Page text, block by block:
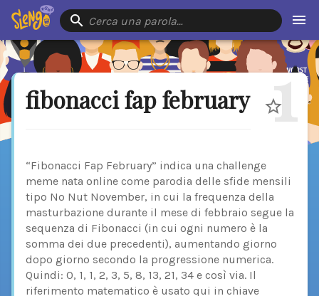
Cerca una parola…
fibonacci fap february 1
“Fibonacci Fap February” indica una challenge
meme nata online come parodia delle sfide mensili
tipo No Nut November, in cui la frequenza della
masturbazione durante il mese di febbraio segue la
sequenza di Fibonacci (in cui ogni numero è la
somma dei due precedenti), aumentando giorno
dopo giorno secondo la progressione numerica.
Quindi: 0, 1, 1, 2, 3, 5, 8, 13, 21, 34 e così via. Il
riferimento matematico è usato qui in chiave